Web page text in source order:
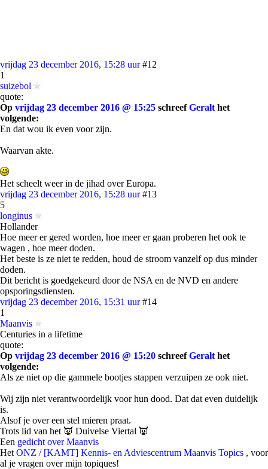
vrijdag 23 december 2016, 15:28 uur #12
1
suizebol
quote:
Op vrijdag 23 december 2016 @ 15:25 schreefGeralt het
volgende:
En dat wou ik even voor zijn.
Waarvan akte.
Het scheelt weer in de jihad over Europa.
vrijdag 23 december 2016, 15:28 uur #13
5
longinus
Hollander
Hoe meer er gered worden, hoe meer er gaan proberen het ook te
wagen , hoe meer doden.
Het beste is ze niet te redden, houd de stroom vanzelf op dus minder
doden.
Dit bericht is goedgekeurd door de NSA en de NVD en andere
opsporingsdiensten.
vrijdag 23 december 2016, 15:31 uur #14
1
Maanvis
Centuries in a lifetime
quote:
Op vrijdag 23 december 2016 @ 15:20 schreefGeralt het
volgende:
Als ze niet op die gammele bootjes stappen verzuipen ze ook niet.
Wij zijn niet verantwoordelijk voor hun dood. Dat dat even duidelijk
is.
Alsof je over een stel mieren praat.
Trots lid van het 👿 Duivelse Viertal 👿
Een gedicht over Maanvis
Het ONZ / [KAMT] Kennis- en Adviescentrum Maanvis Topics , voor
al je vragen over mijn topiques!